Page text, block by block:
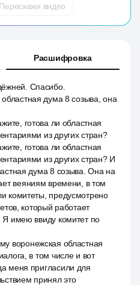
Перескажи видео
Расшифровка
Спасибо.
дума 8 созыва, она
готова ли областная
из других стран?
готова ли областная
из других стран? И
дума 8 созыва. Она на
веяниям времени, в том
комитеты, предусмотрено
который работает
имею ввиду комитет по
воронежская областная
в том числе и вот
меня пригласили для
принял это